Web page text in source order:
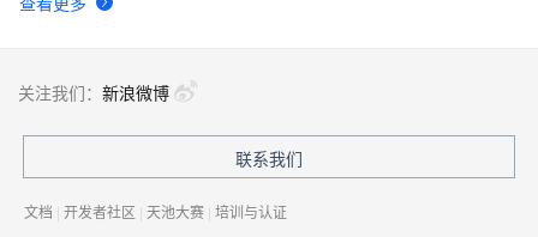
关注我们： 新浪微博
联系我们
文档 | 开发者社区 | 天池大赛 | 培训与认证